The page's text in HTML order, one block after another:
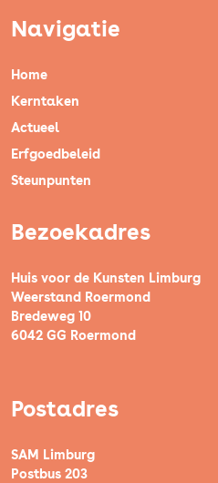
Navigatie
Home
Kerntaken
Actueel
Erfgoedbeleid
Steunpunten
Bezoekadres
Huis voor de Kunsten Limburg
Weerstand Roermond
Bredeweg 10
6042 GG Roermond
Postadres
SAM Limburg
Postbus 203